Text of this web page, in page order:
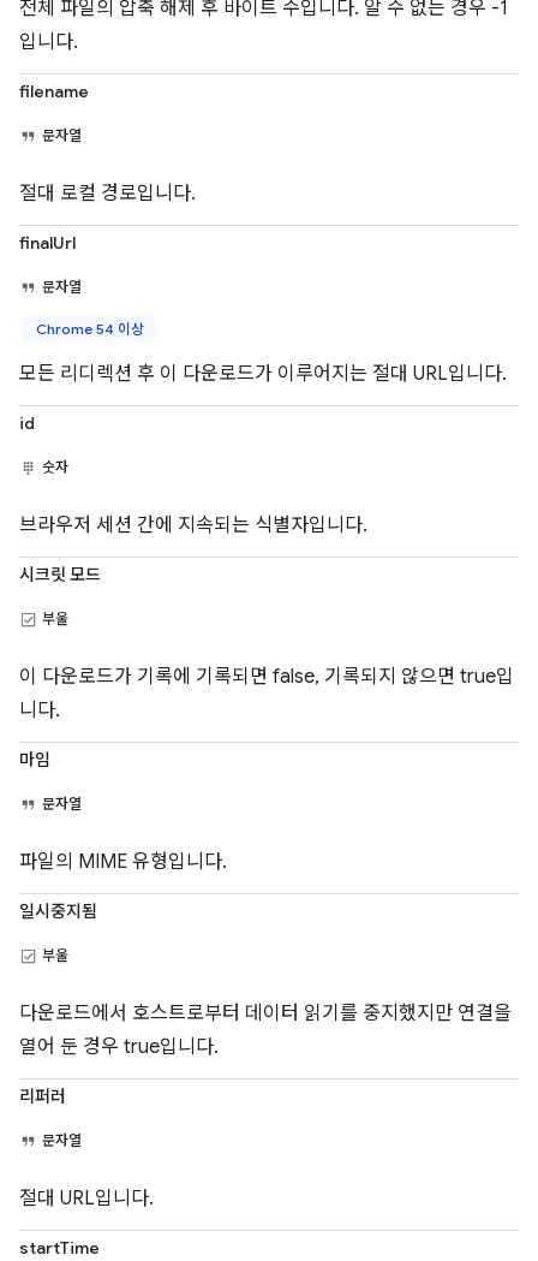
전체 파일의 압축 해제 후 바이트 수입니다. 알 수 없는 경우 -1
입니다.
filename
문자열
절대 로컬 경로입니다.
finalUrl
문자열
Chrome 54 이상
모든 리디렉션 후 이 다운로드가 이루어지는 절대 URL입니다.
id
숫자
브라우저 세션 간에 지속되는 식별자입니다.
시크릿 모드
부울
이 다운로드가 기록에 기록되면 false, 기록되지 않으면 true입
니다.
마임
문자열
파일의 MIME 유형입니다.
일시중지됨
부울
다운로드에서 호스트로부터 데이터 읽기를 중지했지만 연결을
열어 둔 경우 true입니다.
리퍼러
문자열
절대 URL입니다.
startTime